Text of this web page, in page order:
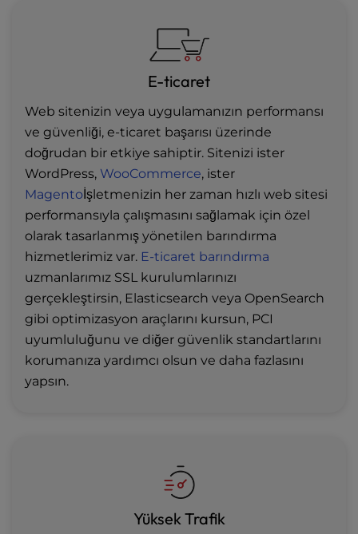
E-ticaret
Web sitenizin veya uygulamanızın performansı
ve güvenliği, e-ticaret başarısı üzerinde
doğrudan bir etkiye sahiptir. Sitenizi ister
WordPress, WooCommerce, ister
Magentoİşletmenizin her zaman hızlı web sitesi
performansıyla çalışmasını sağlamak için özel
olarak tasarlanmış yönetilen barındırma
hizmetlerimiz var. E-ticaret barındırma
uzmanlarımız SSL kurulumlarınızı
gerçekleştirsin, Elasticsearch veya OpenSearch
gibi optimizasyon araçlarını kursun, PCI
uyumluluğunu ve diğer güvenlik standartlarını
korumanıza yardımcı olsun ve daha fazlasını
yapsın.
Yüksek Trafik